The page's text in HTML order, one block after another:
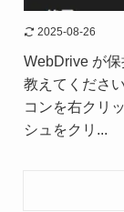
2025-08-26
WebDrive が
教えてくださ
コンを右クリ
シュをクリ...